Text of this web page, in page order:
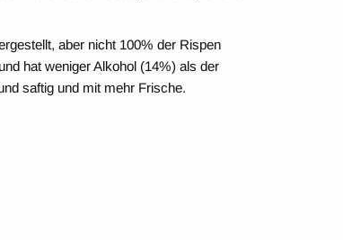
aber nicht 100% der Rispen
hat weniger Alkohol (14%) als der
saftig und mit mehr Frische.